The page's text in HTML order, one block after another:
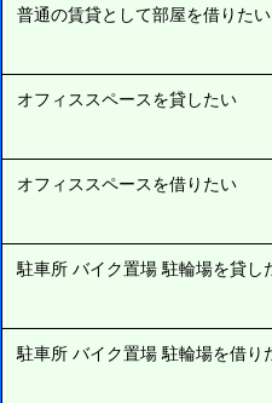
普通の賃貸として部屋を借りたい
オフィススペースを貸したい
オフィススペースを借りたい
駐車所 バイク置場 駐輪場を貸し
駐車所 バイク置場 駐輪場を借り